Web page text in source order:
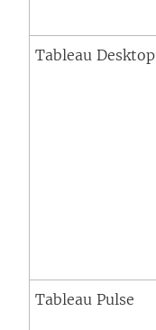
Tableau Desktop
Tableau Pulse